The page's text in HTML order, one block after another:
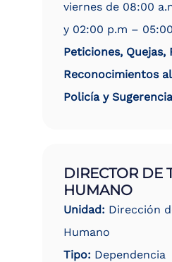
viernes de 08:00
y 02:00 p.m –
Peticiones, Quejas,
Reconocimientos
Policía y
DIRECTOR DE
HUMANO
Unidad: Dirección
Humano
Tipo: Dependencia